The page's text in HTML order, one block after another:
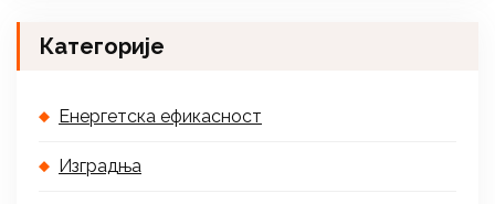
Категорије
Енергетска ефикасност
Изградња